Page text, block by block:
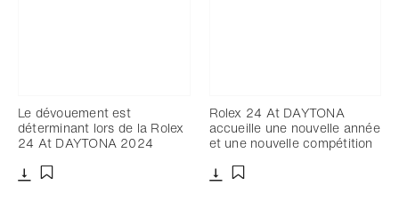
Le dévouement est
déterminant lors de la Rolex
24 At DAYTONA 2024
Rolex 24 At DAYTONA
accueille une nouvelle année
et une nouvelle compétition